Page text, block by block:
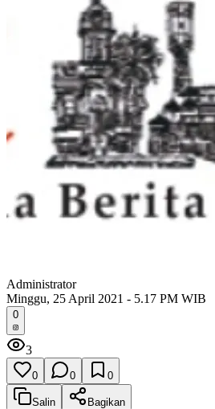
Administrator
Minggu, 25 April 2021 - 5.17 PM WIB
0
3
0 0 0
Salin
Bagikan